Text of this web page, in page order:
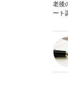
老後
ート